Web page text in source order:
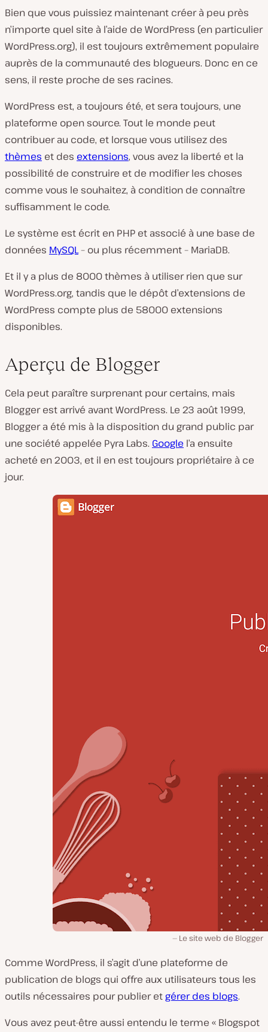
Bien que vous puissiez maintenant créer à peu près
n’importe quel site à l’aide de WordPress (en particulier
WordPress.org), il est toujours extrêmement populaire
auprès de la communauté des blogueurs. Donc en ce
sens, il reste proche de ses racines.
WordPress est, a toujours été, et sera toujours, une
plateforme open source. Tout le monde peut
contribuer au code, et lorsque vous utilisez des
thèmes et des extensions, vous avez la liberté et la
possibilité de construire et de modifier les choses
comme vous le souhaitez, à condition de connaître
suffisamment le code.
Le système est écrit en PHP et associé à une base de
données MySQL– ou plus récemment – MariaDB.
Et il y a plus de 8000 thèmes à utiliser rien que sur
WordPress.org, tandis que le dépôt d’extensions de
WordPress compte plus de 58000 extensions
disponibles.
Aperçu de Blogger
Cela peut paraître surprenant pour certains, mais
Blogger est arrivé avant WordPress. Le 23 août 1999,
Blogger a été mis à la disposition du grand public par
une société appelée Pyra Labs. Google l’a ensuite
acheté en 2003, et il en est toujours propriétaire à ce
jour.
Le site web de Blogger
Comme WordPress, il s’agit d’une plateforme de
publication de blogs qui offre aux utilisateurs tous les
outils nécessaires pour publier etgérer des blogs.
Vous avez peut-être aussi entendu le terme « Blogspot